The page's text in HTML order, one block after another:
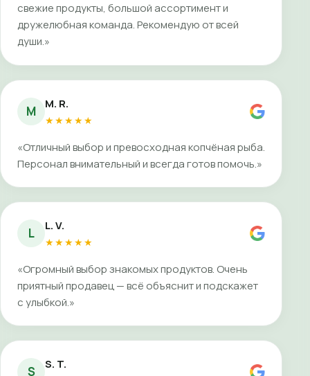
свежие продукты, большой ассортимент и
дружелюбная команда. Рекомендую от всей
души.»
M M. R.
★★★★★
«Отличный выбор и превосходная копчёная рыба.
Персонал внимательный и всегда готов помочь.»
L L. V.
★★★★★
«Огромный выбор знакомых продуктов. Очень
приятный продавец — всё объяснит и подскажет
с улыбкой.»
S S. T.